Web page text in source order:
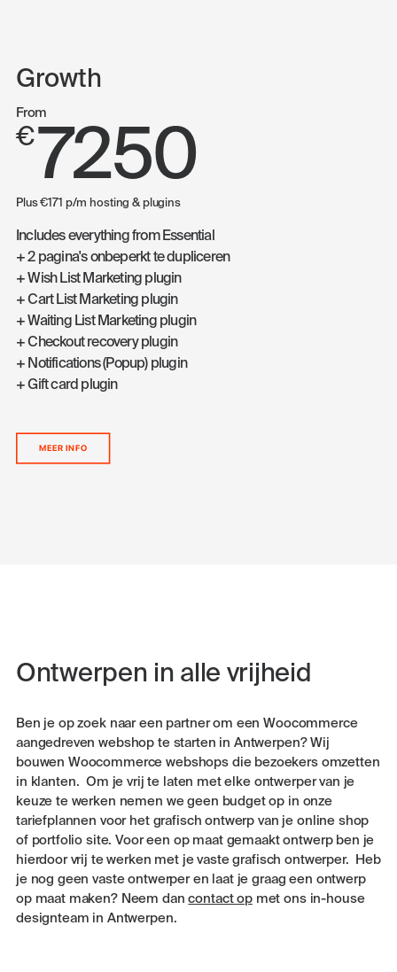
Growth
From
€ 7250
Plus €171 p/m hosting & plugins
Includes everything from Essential
+ 2 pagina's onbeperkt te dupliceren
+ Wish List Marketing plugin
+ Cart List Marketing plugin
+ Waiting List Marketing plugin
+ Checkout recovery plugin
+ Notifications (Popup) plugin
+ Gift card plugin
MEER INFO
Ontwerpen in alle vrijheid
Ben je op zoek naar een partner om een Woocommerce
aangedreven webshop te starten in Antwerpen? Wij
bouwen Woocommerce webshops die bezoekers omzetten
in klanten. Om je vrij te laten met elke ontwerper van je
keuze te werken nemen we geen budget op in onze
tariefplannen voor het grafisch ontwerp van je online shop
of portfolio site. Voor een op maat gemaakt ontwerp ben je
hierdoor vrij te werken met je vaste grafisch ontwerper. Heb
je nog geen vaste ontwerper en laat je graag een ontwerp
op maat maken? Neem dancontact opmet ons in-house
designteam in Antwerpen.